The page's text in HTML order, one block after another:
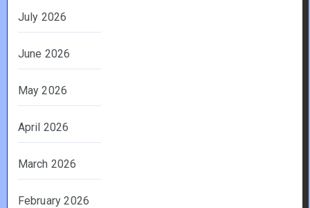
July 2026
June 2026
May 2026
April 2026
March 2026
February 2026